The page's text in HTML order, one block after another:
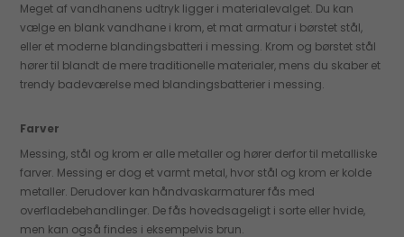
Meget af vandhanens udtryk ligger i materialevalget. Du kan
vælge en blank vandhane i krom, et mat armatur i børstet stål,
eller et moderne blandingsbatteri i messing. Krom og børstet stål
hører til blandt de mere traditionelle materialer, mens du skaber et
trendy badeværelse med blandingsbatterier i messing.
Farver
Messing, stål og krom er alle metaller og hører derfor til metalliske
farver. Messing er dog et varmt metal, hvor stål og krom er kolde
metaller. Derudover kan håndvaskarmaturer fås med
overfladebehandlinger. De fås hovedsageligt i sorte eller hvide,
men kan også findes i eksempelvis brun.